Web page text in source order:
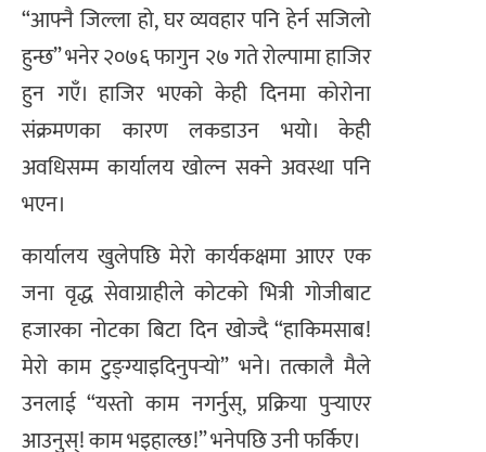
“आफ्नै जिल्ला हो, घर व्यवहार पनि हेर्न सजिलो
हुन्छ” भनेर २०७६ फागुन २७ गते रोल्पामा हाजिर
हुन गएँ। हाजिर भएको केही दिनमा कोरोना
संक्रमणका कारण लकडाउन भयो। केही
अवधिसम्म कार्यालय खोल्न सक्ने अवस्था पनि
भएन।
कार्यालय खुलेपछि मेरो कार्यकक्षमा आएर एक
जना वृद्ध सेवाग्राहीले कोटको भित्री गोजीबाट
हजारका नोटका बिटा दिन खोज्दै “हाकिमसाब!
मेरो काम टुङ्ग्याइदिनुपर्‍यो” भने। तत्कालै मैले
उनलाई “यस्तो काम नगर्नुस्, प्रक्रिया पुर्‍याएर
आउनुस्! काम भइहाल्छ!” भनेपछि उनी फर्किए।